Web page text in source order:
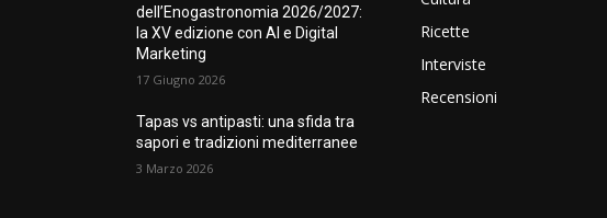
dell’Enogastronomia 2026/2027:
la XV edizione con AI e Digital
Marketing
17 Giugno 2026
Tapas vs antipasti: una sfida tra
sapori e tradizioni mediterranee
3 Marzo 2026
Ricette
Interviste
Recensioni